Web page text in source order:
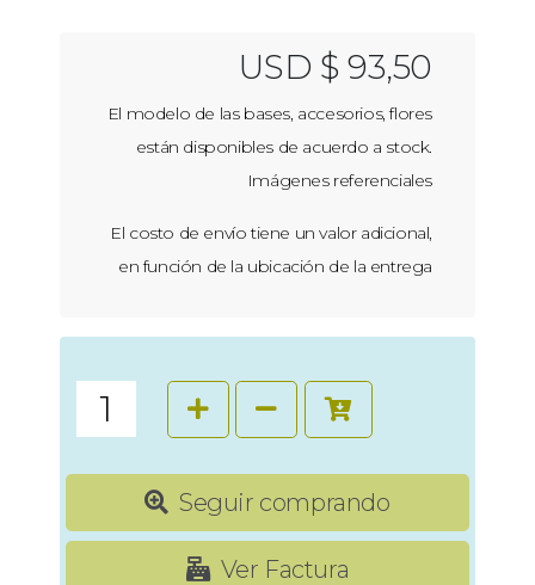
USD $ 93,50
El modelo de las bases, accesorios, flores
están disponibles de acuerdo a stock.
Imágenes referenciales
El costo de envío tiene un valor adicional,
en función de la ubicación de la entrega
Seguir comprando
Ver Factura